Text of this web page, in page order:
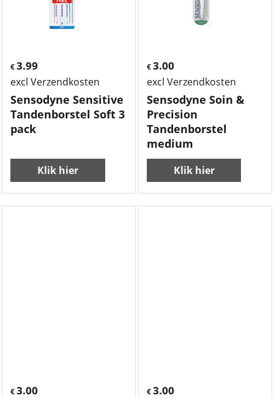
€ 3.99
excl Verzendkosten
Sensodyne Sensitive
Tandenborstel Soft 3
pack
Klik hier
€3.00
excl Verzendkosten
Sensodyne Soin &
Precision
Tandenborstel
medium
Klik hier
€ 3.00 €3.00